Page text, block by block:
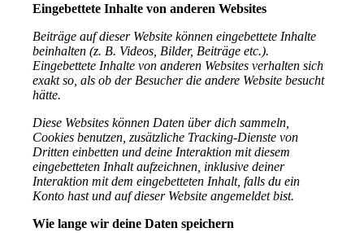
Eingebettete Inhalte von anderen Websites
Beiträge auf dieser Website können eingebettete Inhalte
beinhalten (z. B. Videos, Bilder, Beiträge etc.).
Eingebettete Inhalte von anderen Websites verhalten sich
exakt so, als ob der Besucher die andere Website besucht
hätte.
Diese Websites können Daten über dich sammeln,
Cookies benutzen, zusätzliche Tracking-Dienste von
Dritten einbetten und deine Interaktion mit diesem
eingebetteten Inhalt aufzeichnen, inklusive deiner
Interaktion mit dem eingebetteten Inhalt, falls du ein
Konto hast und auf dieser Website angemeldet bist.
Wie lange wir deine Daten speichern